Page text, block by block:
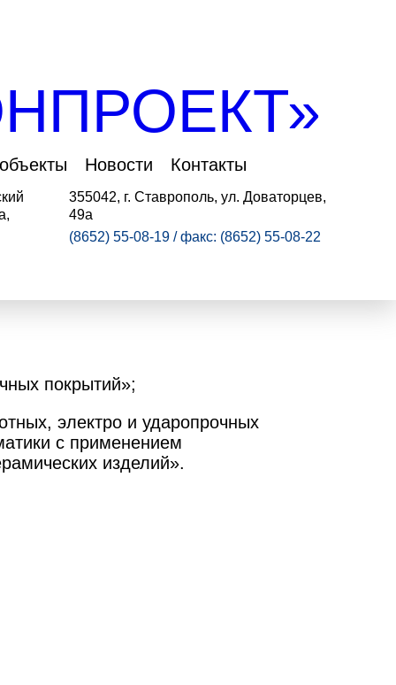
Новости Контакты
355042, г. Ставрополь, ул. Доваторцев,
49а
(8652) 55-08-19 / факс: (8652) 55-08-22
покрытий»;
электро и ударопрочных
с применением
изделий».